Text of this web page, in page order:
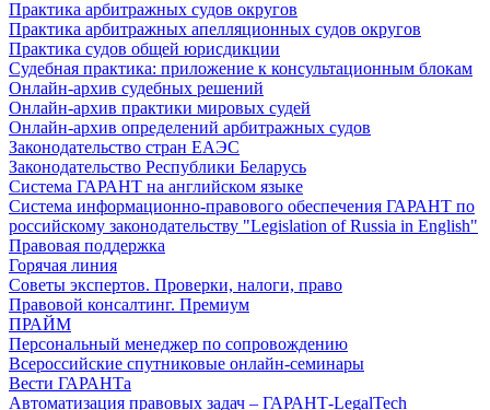
Практика арбитражных судов округов
Практика арбитражных апелляционных судов округов
Практика судов общей юрисдикции
Судебная практика: приложение к консультационным блокам
Онлайн-архив судебных решений
Онлайн-архив практики мировых судей
Онлайн-архив определений арбитражных судов
Законодательство стран ЕАЭС
Законодательство Республики Беларусь
Система ГАРАНТ на английском языке
Система информационно-правового обеспечения ГАРАНТ по
российскому законодательству "Legislation of Russia in English"
Правовая поддержка
Горячая линия
Советы экспертов. Проверки, налоги, право
Правовой консалтинг. Премиум
ПРАЙМ
Персональный менеджер по сопровождению
Всероссийские спутниковые онлайн-семинары
Вести ГАРАНТа
Автоматизация правовых задач – ГАРАНТ-LegalTech